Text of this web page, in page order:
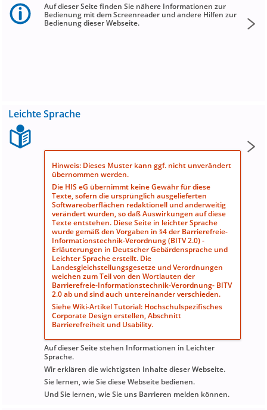
Auf dieser Seite finden Sie nähere Informationen zur
Bedienung mit dem Screenreader und andere Hilfen zur
Bedienung dieser Webseite.
Leichte Sprache
Hinweis: Dieses Muster kann ggf. nicht unverändert
übernommen werden.
Die HIS eG übernimmt keine Gewähr für diese
Texte, sofern die ursprünglich ausgelieferten
Softwareoberflächen redaktionell und anderweitig
verändert wurden, so daß Auswirkungen auf diese
Texte entstehen. Diese Seite in leichter Sprache
wurde gemäß den Vorgaben in §4 der Barrierefreie-
Informationstechnik-Verordnung (BITV 2.0) -
Erläuterungen in Deutscher Gebärdensprache und
Leichter Spracheerstellt. Die
Landesgleichstellungsgesetze und Verordnungen
weichen zum Teil von den Wortlauten der
Barrierefreie-Informationstechnik-Verordnung- BITV
2.0 ab und sind auch untereinander verschieden.
Siehe Wiki-ArtikelTutorial: Hochschulspezifisches
Corporate Design erstellen, Abschnitt
Barrierefreiheit und Usability.
Auf dieser Seite stehen Informationen in Leichter
Sprache.
Wir erklären die wichtigsten Inhalte dieser Webseite.
Sie lernen, wie Sie diese Webseite bedienen.
Und Sie lernen, wie Sie uns Barrieren melden können.